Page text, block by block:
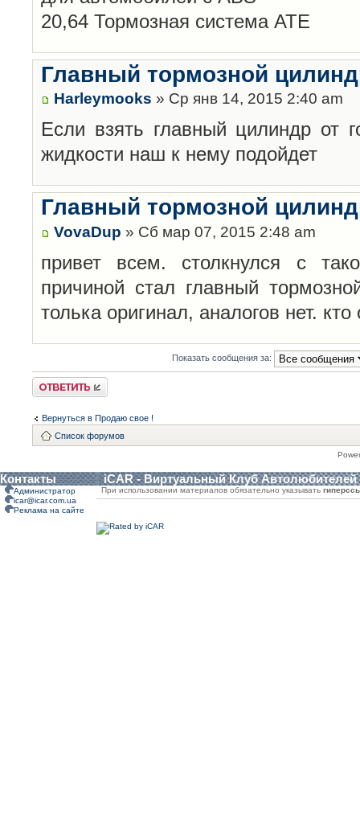
20,64 Тормозная система ATE
Главный тормозной
Harleymooks » Ср янв 14, 2015 2:40 am
Если взять главный цилиндр от
жидкости наш к нему подойдет
Главный тормозной
VovaDup » Сб мар 07, 2015 2:48 am
привет всем. столкнулся с
причиной стал главный
толька оригинал, аналогов нет. кто
Показать сообщения за:
Ответить
Вернуться в Продаю свое !
Список форумов
Контакты iCAR - Виртуальный Клуб Автолюбителей
Администратор
icar@icar.com.ua
Реклама на сайте
При использовании материалов обязательно указывать